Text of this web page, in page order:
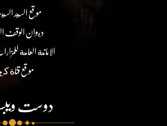
موقع السيد
ديوان الوقف
الامانة العامة
موقع قناة
دوست